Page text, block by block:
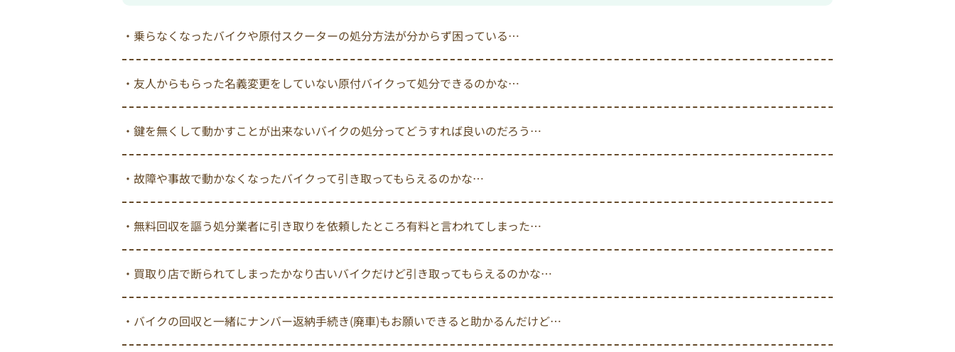
・乗らなくなったバイクや原付スクーターの処分方法が分からず困っている…
・友人からもらった名義変更をしていない原付バイクって処分できるのかな…
・鍵を無くして動かすことが出来ないバイクの処分ってどうすれば良いのだろう…
・故障や事故で動かなくなったバイクって引き取ってもらえるのかな…
・無料回収を謳う処分業者に引き取りを依頼したところ有料と言われてしまった…
・買取り店で断られてしまったかなり古いバイクだけど引き取ってもらえるのかな…
・バイクの回収と一緒にナンバー返納手続き(廃車)もお願いできると助かるんだけど…